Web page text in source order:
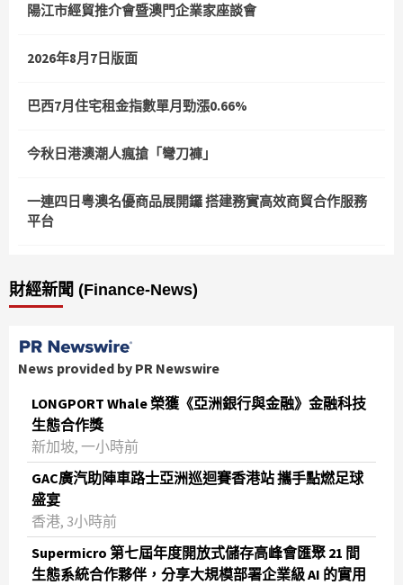
陽江市經貿推介會暨澳門企業家座談會
2026年8月7日版面
巴西7月住宅租金指數單月勁漲0.66%
今秋日港澳潮人瘋搶「彎刀褲」
一連四日粵澳名優商品展開鑼 搭建務實高效商貿合作服務
平台
財經新聞 (Finance-News)
News provided by PR Newswire
LONGPORT Whale 榮獲《亞洲銀行與金融》金融科技
生態合作獎
新加坡, 一小時前
GAC廣汽助陣車路士亞洲巡迴賽香港站 攜手點燃足球
盛宴
香港, 3小時前
Supermicro 第七屆年度開放式儲存高峰會匯聚 21 間
生態系統合作夥伴，分享大規模部署企業級 AI 的實用